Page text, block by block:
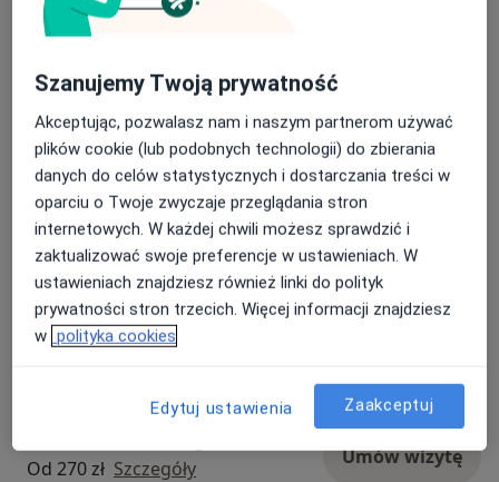
Usługi i ceny
Od 269 zł Szczegóły
USG prostaty
Od 199 zł Szczegóły Umów wizytę
USG piersi
Od 300 zł Szczegóły Umów wizytę
USG węzłów chłonnych
Od 270 zł Szczegóły Umów wizytę
Szanujemy Twoją prywatność
Akceptując, pozwalasz nam i naszym partnerom używać
plików cookie (lub podobnych technologii) do zbierania
danych do celów statystycznych i dostarczania treści w
oparciu o Twoje zwyczaje przeglądania stron
internetowych. W każdej chwili możesz sprawdzić i
zaktualizować swoje preferencje w ustawieniach. W
ustawieniach znajdziesz również linki do polityk
prywatności stron trzecich. Więcej informacji znajdziesz
w polityka cookies
Edytuj ustawienia Zaakceptuj